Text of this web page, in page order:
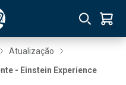
Atualização
- Einstein Experience